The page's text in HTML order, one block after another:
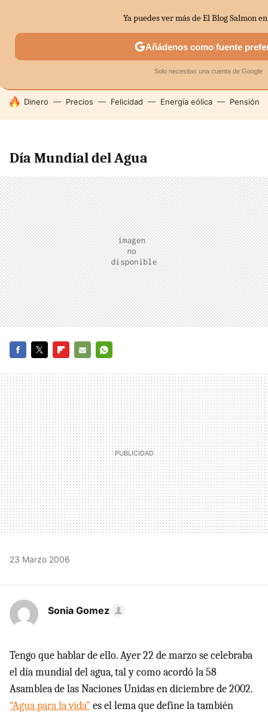
MENÚ NUEVO
ECONOMÍA DOMÉSTICA MERCADOS
HOY SE HABLA DE
Dinero Precios Felicidad Energía eólica Pensión
Día Mundial del Agua
MAIL
23 Marzo 2006
Sonia Gomez
Tengo que hablar de ello. Ayer 22 de marzo se celebraba
el día mundial del agua, tal y como acordó la 58
Asamblea de las Naciones Unidas en diciembre de 2002.
“Agua para la vida” es el lema que define la también
Ya puedes ver más de El Blog Salmon
Añádenos como fuente
Solo necesitas una cuenta de Google